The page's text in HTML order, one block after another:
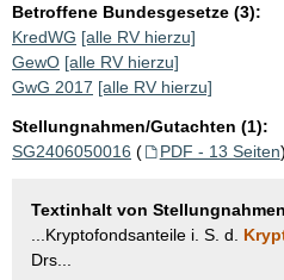
Betroffene Bundesgesetze (3):
KredWG [alle RV hierzu]
GewO [alle RV hierzu]
GwG 2017 [alle RV hierzu]
Stellungnahmen/Gutachten (1):
SG2406050016 ( PDF - 13 Seiten)
Textinhalt von
...Kryptofondsanteile i. S. d.
Drs...